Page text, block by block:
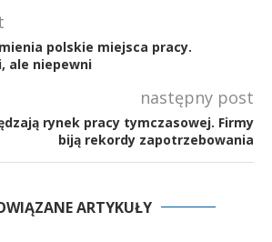
polskie miejsca pracy.
ale niepewni
następny post
rynek pracy tymczasowej. Firmy
biją rekordy zapotrzebowania
ARTYKUŁY